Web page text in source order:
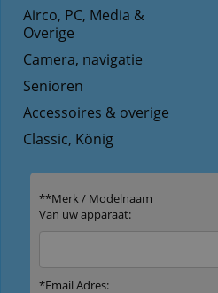
Airco, PC, Media &
Overige
Camera, navigatie
Senioren
Accessoires & overige
Classic, König